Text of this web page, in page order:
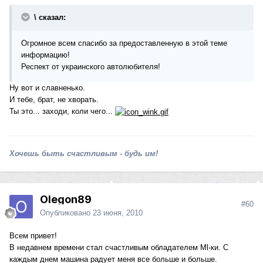
\ сказал:
Огромное всем спасибо за предоставленную в этой теме
информацию!
Респект от украинского автолюбителя!
Ну вот и славненько.
И тебе, брат, не хворать.
Ты это... заходи, коли чего...
Хочешь быть счастливым - будь им!
Olegon89
Опубликовано 23 июня, 2010
#60
Всем привет!
В недавнем времени стал счастливым обладателем Ml-ки. С
каждым днем машина радует меня все больше и больше.